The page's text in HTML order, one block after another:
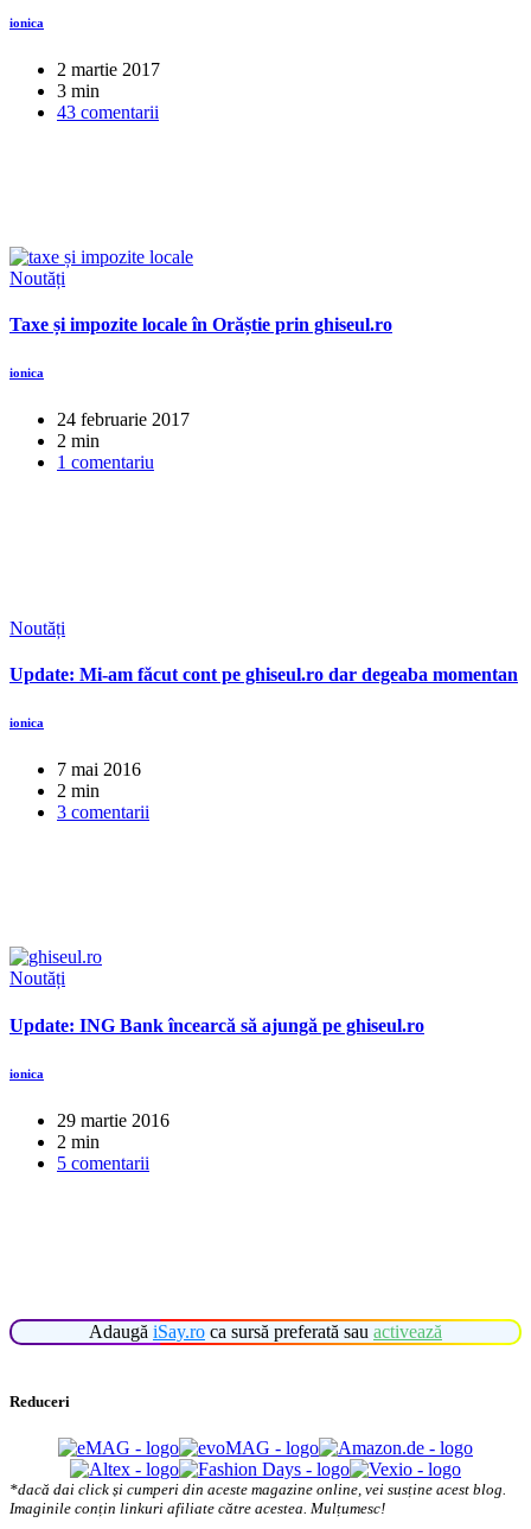
ionica
2 martie 2017
3 min
43 comentarii
Noutăți
Taxe și impozite locale în Orăștie prin ghiseul.ro
ionica
24 februarie 2017
2 min
1 comentariu
Noutăți
Update: Mi-am făcut cont pe ghiseul.ro dar degeaba momentan
ionica
7 mai 2016
2 min
3 comentarii
Noutăți
Update: ING Bank încearcă să ajungă pe ghiseul.ro
ionica
29 martie 2016
2 min
5 comentarii
Adaugă iSay.ro ca sursă preferată sau activează
Reduceri
*dacă dai click și cumperi din aceste magazine online, vei susține acest blog.
Imaginile conțin linkuri afiliate către acestea. Mulțumesc!